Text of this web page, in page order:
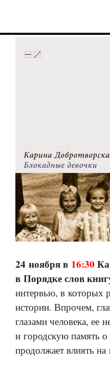
24 ноября в 16:30
в Порядке слов
интервью, в которых
истории. Впрочем,
глазами человека, ее
и городскую память
продолжает влиять